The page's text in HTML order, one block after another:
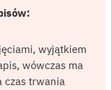
wyjątkiem
wówczas ma
czas trwania